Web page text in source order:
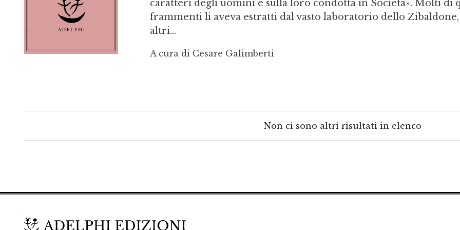
caratteri degli uomini e sulla loro condotta in Società». Molti di
frammenti li aveva estratti dal vasto laboratorio dello Zibaldone,
altri...
A cura di Cesare Galimberti
Non ci sono altri risultati in elenco